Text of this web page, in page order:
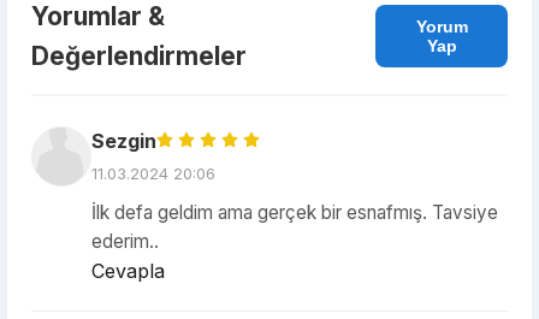
Yorumlar &
Değerlendirmeler
Yorum
Yap
Sezgin
11.03.2024 20:06
İlk defa geldim ama gerçek bir esnafmış. Tavsiye
ederim..
Cevapla